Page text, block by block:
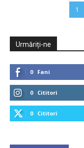
1
Urmăriți-ne
0 Fani
0 Cititori
0 Cititori